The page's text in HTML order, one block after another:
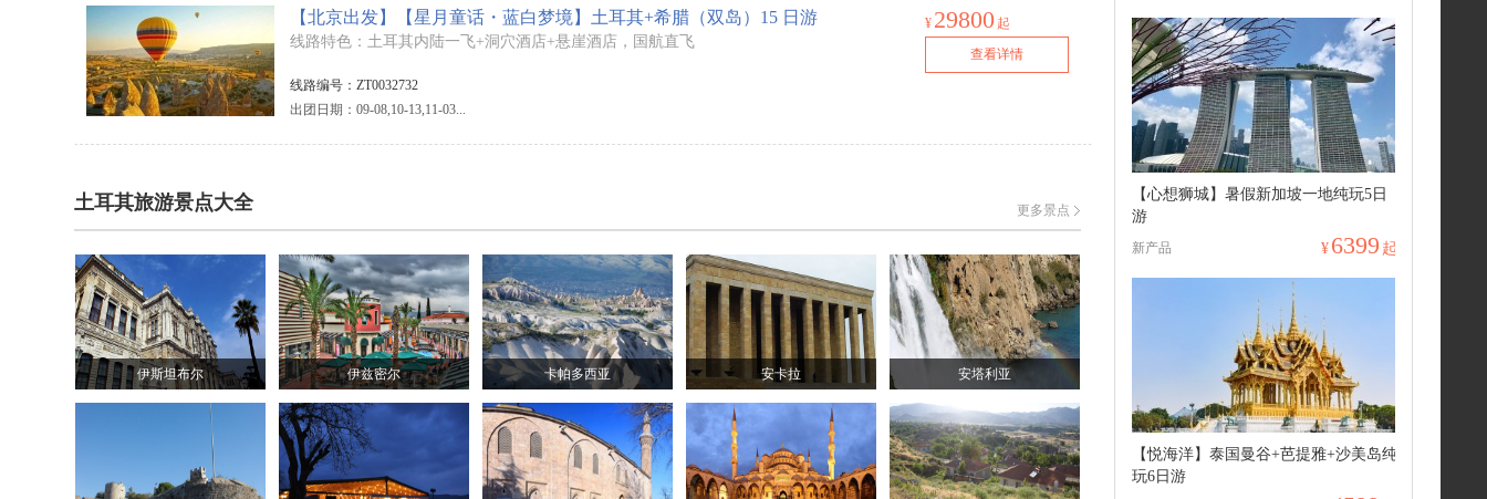
【北京出发】【星月童话・蓝白梦境】土耳其+希腊（双岛）15 日游
线路特色：土耳其内陆一飞+洞穴酒店+悬崖酒店，国航直飞
线路编号：ZT0032732
出团日期：09-08,10-13,11-03...
¥ 29800 起
查看详情
更多景点
土耳其旅游景点大全
伊斯坦布尔 伊兹密尔 卡帕多西亚 安卡拉 安塔利亚
【心想狮城】暑假新加坡一地纯玩5日
游
新产品 ¥ 6399 起
【悦海洋】泰国曼谷+芭提雅+沙美岛纯
玩6日游